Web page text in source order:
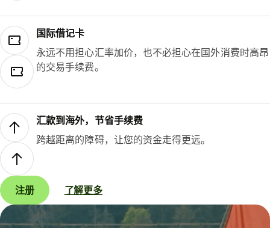
国际借记卡
永远不用担心汇率加价，也不必担心在国外消费时高昂
的交易手续费。
汇款到海外，节省手续费
跨越距离的障碍，让您的资金走得更远。
注册 了解更多